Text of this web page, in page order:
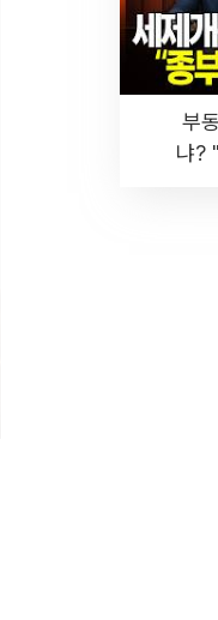
부
냐?